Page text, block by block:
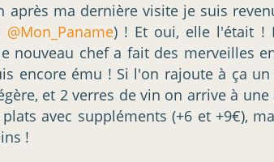
après ma dernière visite je suis
@Mon_Paname) ! Et oui, elle l'était !
nouveau chef a fait des merveilles
encore ému ! Si l'on rajoute à ça
et 2 verres de vin on arrive à
avec suppléments (+6 et +9€),
!